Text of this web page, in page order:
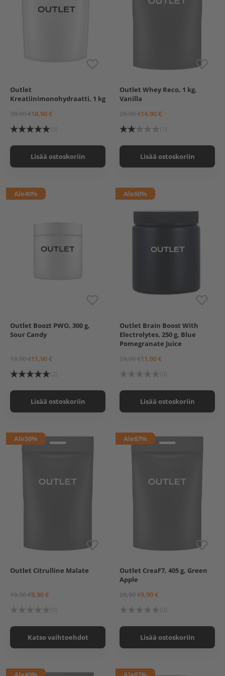
Outlet
Kreatiinimonohydraatti, 1 kg
39,90 €18,90 €
(5)
Lisää ostoskoriin
Outlet Whey Reco, 1 kg,
Vanilla
29,90 €14,90 €
Lisää ostoskoriin
Ale40%
Outlet Boozt PWO, 300 g,
Sour Candy
19,90 €11,90 €
(2)
Lisää ostoskoriin
Ale60%
Outlet Brain Boost With
Electrolytes, 250 g, Blue
Pomegranate Juice
29,90 €11,90 €
Lisää ostoskoriin
250 g
Ale50%
Outlet Citrulline Malate
19,90 €9,90 €
Katso vaihtoehdot
Ale67%
Outlet CreaF7, 405 g, Green
Apple
29,90 €9,90 €
Lisää ostoskoriin